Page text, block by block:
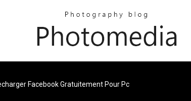
Facebook Gratuitement Pour Pc